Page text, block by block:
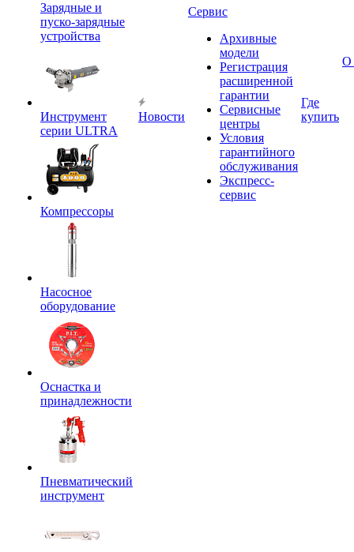
Зарядные и
пуско-зарядные
устройства
Инструмент
серии ULTRA
Компрессоры
Насосное
оборудование
Оснастка и
принадлежности
Пневматический
инструмент
Новости
Сервис
Архивные
модели
Регистрация
расширенной
гарантии
Сервисные
центры
Условия
гарантийного
обслуживания
Экспресс-
сервис
Где
купить
О